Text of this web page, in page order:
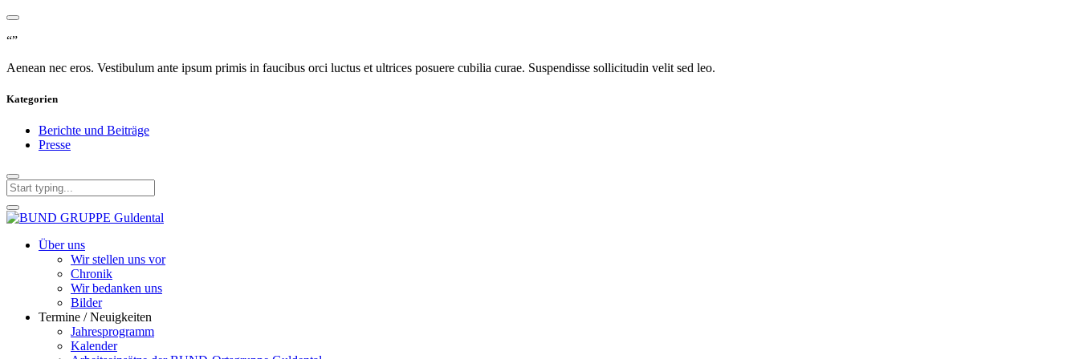
“”
Aenean nec eros. Vestibulum ante ipsum primis in faucibus orci luctus et ultrices posuere cubilia curae. Suspendisse sollicitudin velit sed leo.
Kategorien
Berichte und Beiträge
Presse
Über uns
Wir stellen uns vor
Chronik
Wir bedanken uns
Bilder
Termine / Neuigkeiten
Jahresprogramm
Kalender